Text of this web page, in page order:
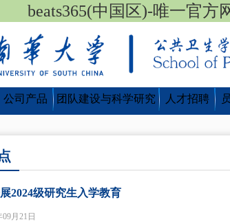
beats365(中国区)-唯一官方
公司产品 团队建设与科学研究 人才招聘
2024级研究生入学教育
09月21日